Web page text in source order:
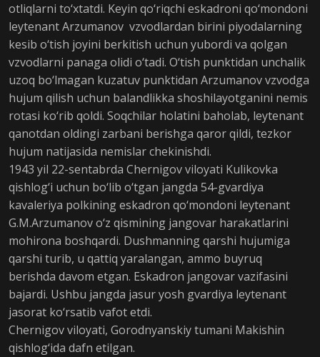
otliqlarni to‘xtatdi. Keyin qo‘riqchi eskadroni qo‘mondoni
leytenant Arzumanov vzvodlardan birini piyodalarning
kesib o‘tish joyini berkitish uchun yubordi va qolgan
vzvodlarni panaga olidi o‘tadi. O‘tish punktidan unchalik
uzoq bo‘lmagan kuzatuv punktidan Arzumanov vzvodga
hujum qilish uchun balandlikka shoshilayotganini nemis
rotasi ko‘rib qoldi. Soqchilar holatini baholab, leytenant
qanotdan oldingi zarbani berishga qaror qildi, tezkor
hujum natijasida nemislar chekinishdi.
1943 yil 22-sentabrda Chernigov viloyati Kulikovka
qishlog‘i uchun bo‘lib o‘tgan jangda 54-gvardiya
kavaleriya polkining eskadron qo‘mondoni leytenant
G.M.Arzumanov o‘z qismining jangovar harakatlarini
mohirona boshqardi. Dushmanning qarshi hujumiga
qarshi turib, u qattiq yaralangan, ammo buyruq
berishda davom etgan. Eskadron jangovar vazifasini
bajardi. Ushbu jangda jasur yosh gvardiya leytenant
jasorat ko‘rsatib vafot etdi.
Chernigov viloyati, Gorodnyanskiy tumani Makishin
qishlog‘ida dafn etilgan.